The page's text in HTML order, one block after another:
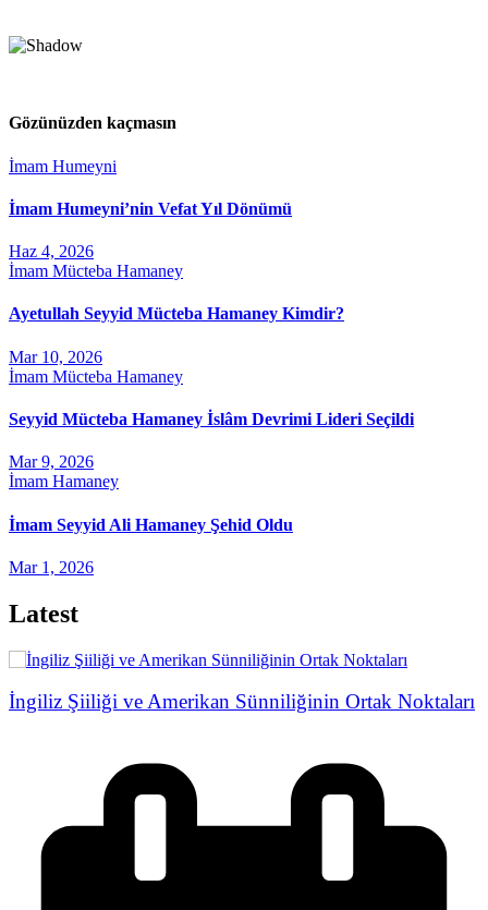
Gözünüzden kaçmasın
İmam Humeyni
İmam Humeyni’nin Vefat Yıl Dönümü
Haz 4, 2026
İmam Mücteba Hamaney
Ayetullah Seyyid Mücteba Hamaney Kimdir?
Mar 10, 2026
İmam Mücteba Hamaney
Seyyid Mücteba Hamaney İslâm Devrimi Lideri Seçildi
Mar 9, 2026
İmam Hamaney
İmam Seyyid Ali Hamaney Şehid Oldu
Mar 1, 2026
Latest
İngiliz Şiiliği ve Amerikan Sünniliğinin Ortak Noktaları